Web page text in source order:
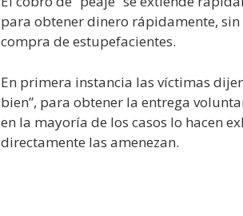
para obtener dinero rápidamente,
compra de estupefacientes.
En primera instancia las víctimas
bien”, para obtener la entrega
en la mayoría de los casos lo hacen
directamente las amenezan.